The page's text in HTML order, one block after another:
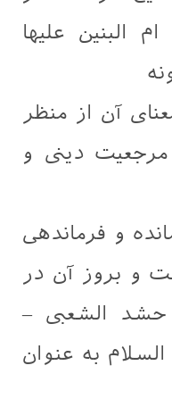
البنین علیها
آن از منظر
مرجعیت دینی و
و فرماندهی
و بروز آن در
الشعبی –
به عنوان